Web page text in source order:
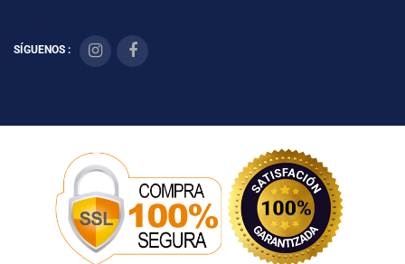
SÍGUENOS :